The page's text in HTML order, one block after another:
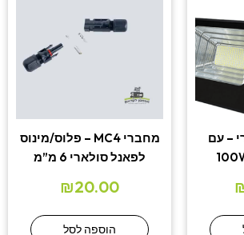
– עם
מחברי MC4 – פלוס/מינוס
לפאנל סולארי 6 מ”מ
₪20.00
הוספה לסל